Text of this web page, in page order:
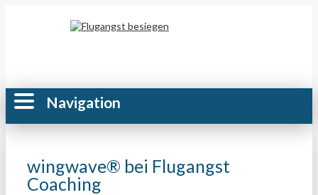
wingwave® bei Flugangst
Coaching
Navigation